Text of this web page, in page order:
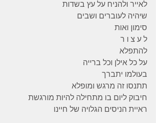
לאייר ולהניח על עץ בשדות
שיהיה לעוברים ושבים
סימון ואות
ל ע צ ו ר
להתפלא
על כל אילן וכל ברייה
בעולמו יתברך
תתנסו זה מרגש ומופלא
חיבוק ליום בו מתחילה להיות מורגשת
ראיית הניסים הגלויה של חיינו